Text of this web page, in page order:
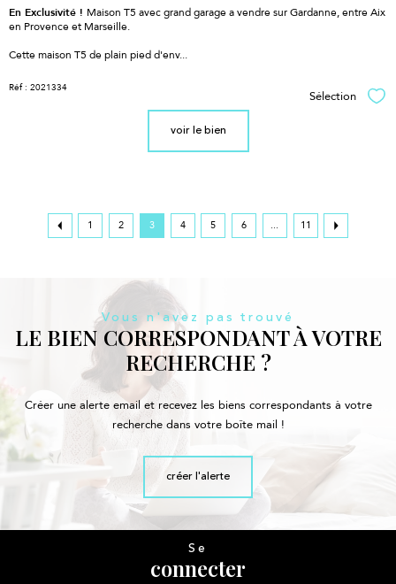
En Exclusivité ! Maison T5 avec grand garage a vendre sur Gardanne, entre Aix
en Provence et Marseille.
Cette maison T5 de plain pied d'env...
Réf : 2021334
Sélection
voir le bien
1 2 3 4 5 6 ... 11
Vous n'avez pas trouvé
LE BIEN CORRESPONDANT À VOTRE
RECHERCHE ?
Créer une alerte email et recevez les biens correspondants à votre
recherche dans votre boîte mail !
créer l'alerte
Se
connecter